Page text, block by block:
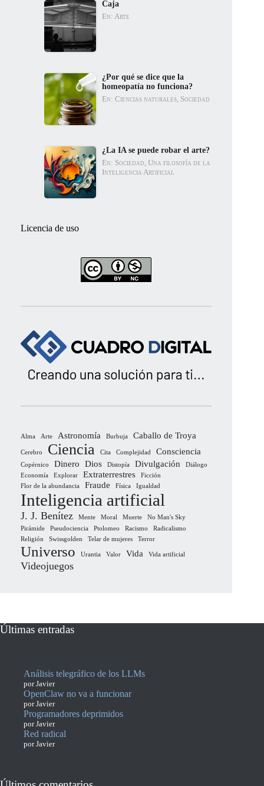
Caja
En: Arte
¿Por qué se dice que la
homeopatía no funciona?
En: Ciencias naturales, Sociedad
¿La IA se puede robar el arte?
En: Sociedad, Una filosofía de la
Inteligencia Artificial
Licencia de uso
Alma Arte Astronomía Burbuja Caballo de Troya
Cerebro Ciencia Cita Complejidad Consciencia
Copérnico Dinero Dios Distopía Divulgación
Diálogo
Economía
Explorar Extraterrestres
Ficción
Flor de la abundancia
Fraude Física Igualdad
Inteligencia artificial
J. J. Benítez Mente Moral Muerte
No Man's Sky
Pirámide
Pseudociencia Ptolomeo Racismo
Radicalismo
Religión
Swissgolden Telar de mujeres Terror
Universo Urantia Valor Vida Vida artificial
Videojuegos
Últimas entradas
Análisis telegráfico de los LLMs
por Javier
OpenClaw no va a funcionar
por Javier
Programadores deprimidos
por Javier
Red radical
por Javier